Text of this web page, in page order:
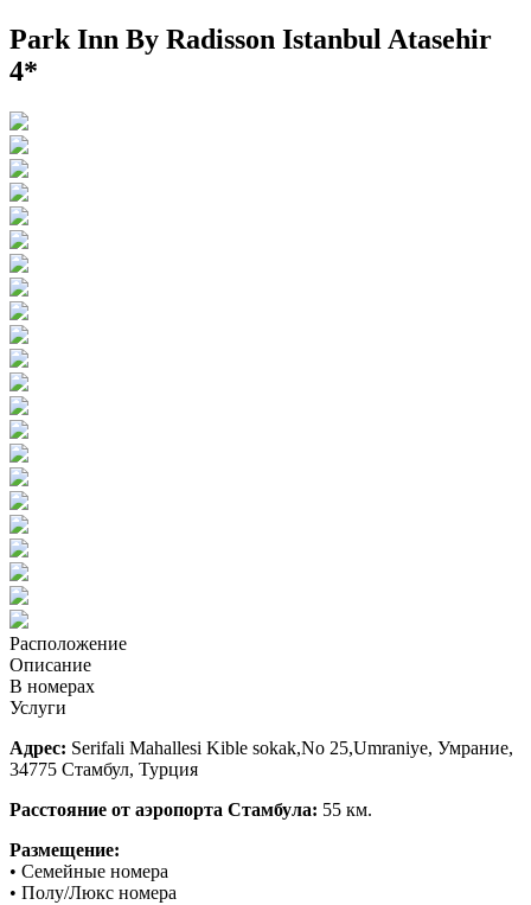
Park Inn By Radisson Istanbul Atasehir
4*
Расположение
Описание
В номерах
Услуги
Адрес: Serifali Mahallesi Kible sokak,No 25,Umraniye, Умрание,
34775 Стамбул, Турция
Расстояние от аэропорта Стамбула: 55 км.
Размещение:
• Семейные номера
• Полу/Люкс номера